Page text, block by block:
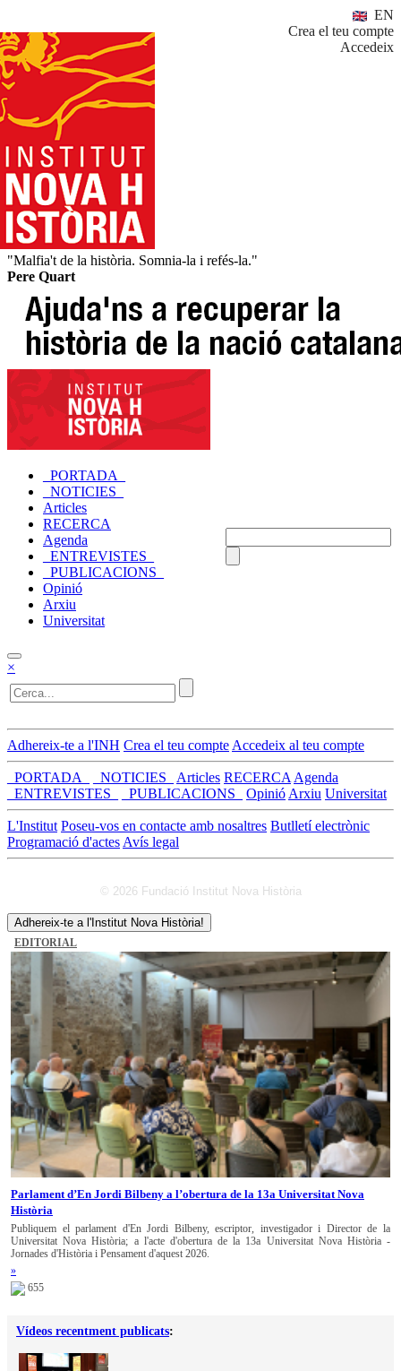
EN
Crea el teu compte
Accedeix
"Malfia't de la història. Somnia-la i refés-la."
Pere Quart
_PORTADA_
_NOTICIES_
Articles
RECERCA
Agenda
_ENTREVISTES_
_PUBLICACIONS_
Opinió
Arxiu
Universitat
×
Adhereix-te a l'INH Crea el teu compte Accedeix al teu compte
_PORTADA_ _NOTICIES_ Articles RECERCA Agenda
_ENTREVISTES_
_PUBLICACIONS_ Opinió Arxiu Universitat
L'Institut Poseu-vos en contacte amb nosaltres Butlletí electrònic
Programació d'actes Avís legal
© 2026 Fundació Institut Nova Història
Adhereix-te a l'Institut Nova Història!
EDITORIAL
Parlament d’En Jordi Bilbeny a l’obertura de la 13a Universitat Nova
Història
Publiquem el parlament d'En Jordi Bilbeny, escriptor, investigador i Director de la
Universitat Nova Història; a l'acte d'obertura de la 13a Universitat Nova Història -
Jornades d'Història i Pensament d'aquest 2026.
»
655
Vídeos recentment publicats: